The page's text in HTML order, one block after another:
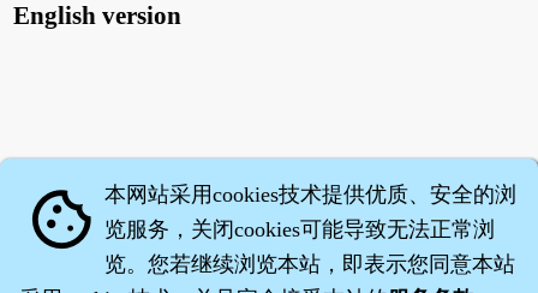
English version
cookie 本网站采用cookies技术提供优质、安全的浏
览服务，关闭cookies可能导致无法正常浏
览。您若继续浏览本站，即表示您同意本站